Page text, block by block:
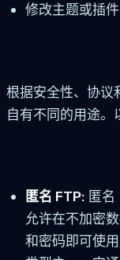
修改主题或插
根据安全性、协议
自有不同的用途。
匿名 FTP: 匿名
允许在不加密
和密码即可使